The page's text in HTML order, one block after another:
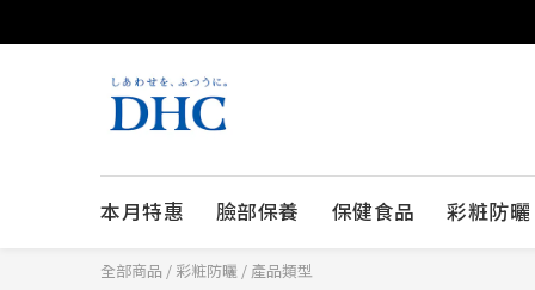
本月特惠 臉部保養 保健食品 彩粧防曬
全部商品 / 彩粧防曬 / 產品類型